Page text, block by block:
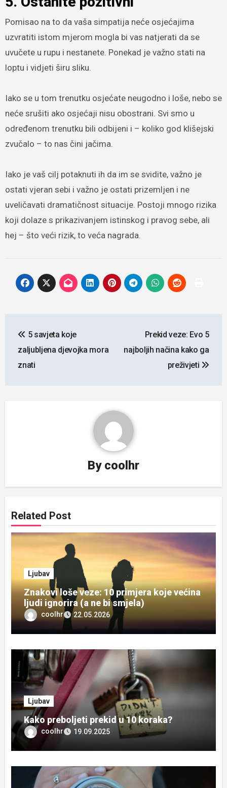
Pomisao na to da vaša simpatija neće osjećajima
uzvratiti istom mjerom mogla bi vas natjerati da se
uvučete u rupu i nestanete. Ponekad je važno stati na
loptu i vidjeti širu sliku.
Iako se u tom trenutku osjećate neugodno i loše, nebo se
neće srušiti ako osjećaji nisu obostrani. Svi smo u
određenom trenutku bili odbijeni i – koliko god klišejski
zvučalo – to nas čini jačima.
Iako je vaš cilj potaknuti ih da im se svidite, važno je
ostati vjeran sebi i važno je ostati prizemljen i ne
uveličavati dramatičnost situacije. Postoji mnogo rizika
koji dolaze s prikazivanjem istinskog i pravog sebe, ali
hej – što veći rizik, to veća nagrada.
objava
5 savjeta koje
zaljubljena djevojka mora
znati
Prekid veze: Evo 5
najboljih načina kako ga
preživjeti
By coolhr
Related Post
Ljubav
Znakovi loše veze: 10 primjera koje većina
ljudi ignorira (a ne bi smjela)
coolhr 22.05.2026
Ljubav
Kako preboljeti prekid u 10 koraka?
coolhr 19.09.2025